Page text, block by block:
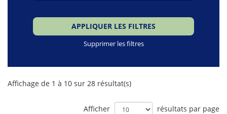
Supprimer les filtres
APPLIQUER LES FILTRES
Liste
des
Affichage de 1 à 10 sur 28 résultat(s)
Afficher résultats par page